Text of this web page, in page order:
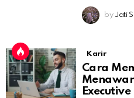
by Jati
Karir
Cara